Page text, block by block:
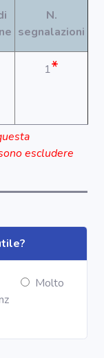
N.
segnalazioni
1*
escludere
Molto